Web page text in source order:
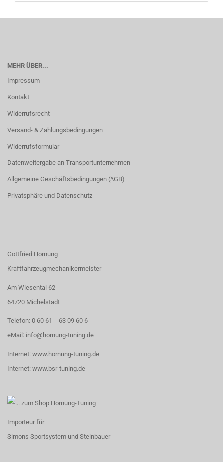
MEHR ÜBER...
Impressum
Kontakt
Widerrufsrecht
Versand- & Zahlungsbedingungen
Widerrufsformular
Datenweitergabe an Transportunternehmen
Allgemeine Geschäftsbedingungen (AGB)
Privatsphäre und Datenschutz
Gottfried Hornung
Kraftfahrzeugmechanikermeister
Am Wiesental 62
64720 Michelstadt
Telefon: 0 60 61 - 63 09 60 6
eMail: info@hornung-tuning.de
Internet: www.hornung-tuning.de
Internet: www.bsr-tuning.de
Importeur für
Simons Sportsystem und Steinbauer